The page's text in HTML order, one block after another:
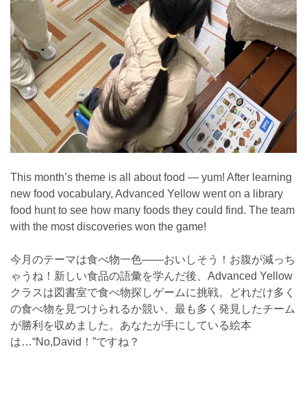
This month’s theme is all about food — yum! After learning
new food vocabulary, Advanced Yellow went on a library
food hunt to see how many foods they could find. The team
with the most discoveries won the game!
今月のテーマは食べ物一色——おいしそう！お腹が減っち
ゃうね！新しい食品の語彙を学んだ後、Advanced Yellow
クラスは図書室で食べ物探しゲームに挑戦。どれだけ多く
の食べ物を見つけられるか競い、最も多く発見したチーム
が勝利を収めました。あなたが手にしている絵本
は…“No,David！”ですね？